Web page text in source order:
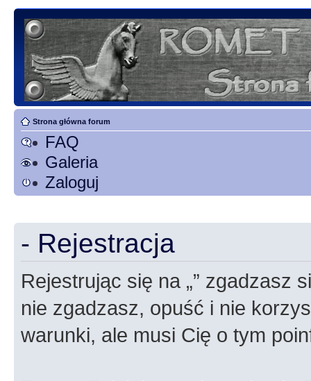
Strona główna forum
FAQ
Galeria
Zaloguj
- Rejestracja
Rejestrując się na „” zgadzasz
nie zgadzasz, opuść i nie
warunki, ale musi Cię o tym